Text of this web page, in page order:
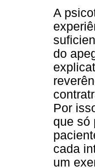
A
do
Por
que só
cada
um